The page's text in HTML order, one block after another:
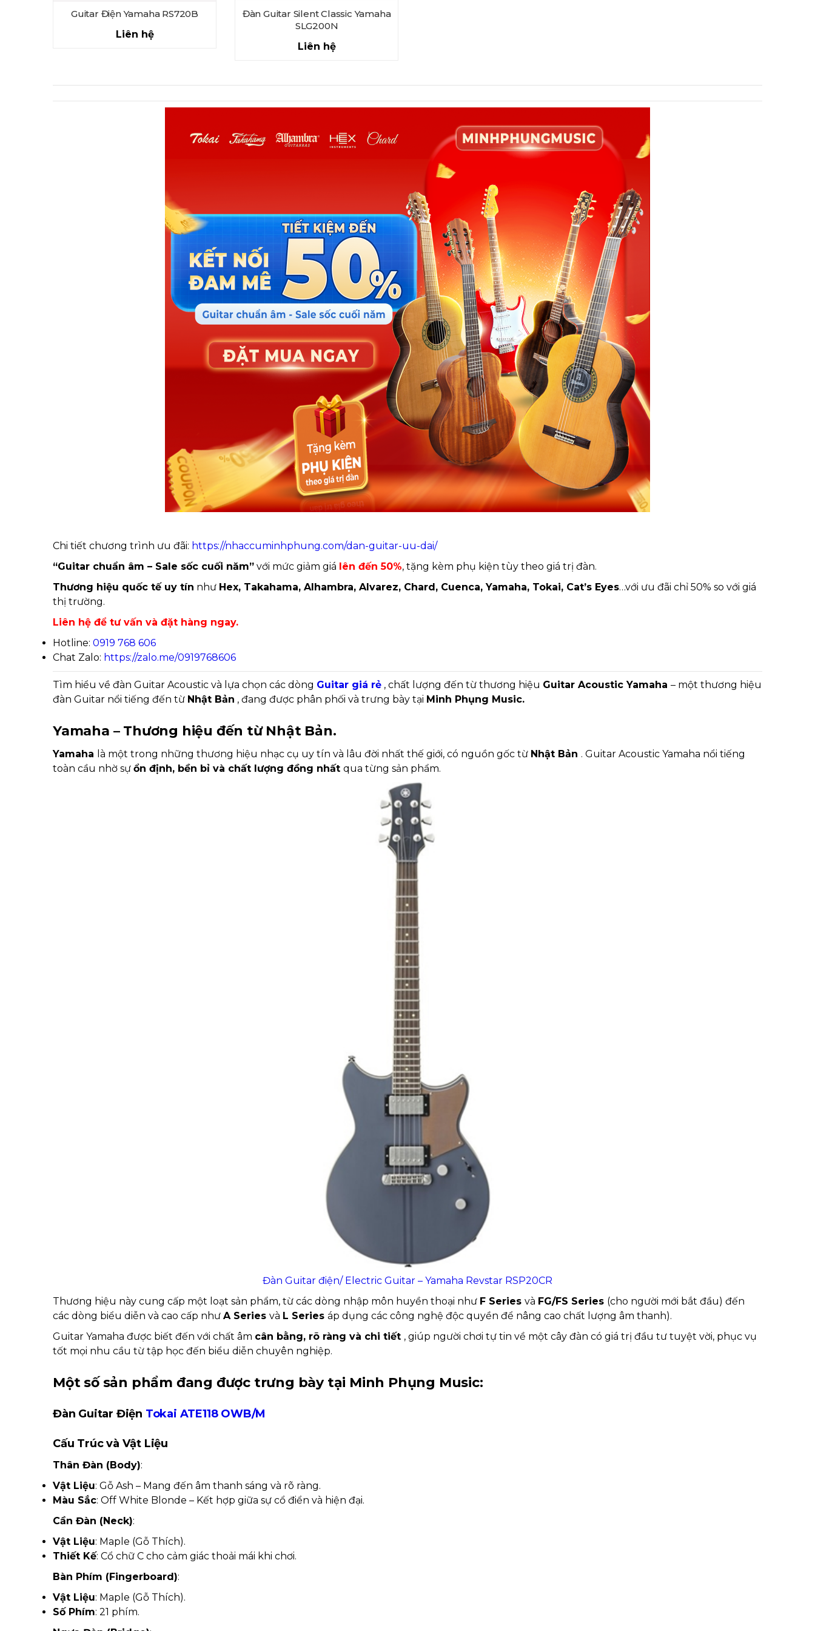
Guitar Điện Yamaha RS720B
Liên hệ
Đàn Guitar Silent Classic Yamaha
SLG200N
Liên hệ
Chi tiết chương trình ưu đãi: https://nhaccuminhphung.com/dan-guitar-uu-dai/
“Guitar chuẩn âm – Sale sốc cuối năm” với mức giảm giá lên đến 50%, tặng kèm phụ kiện tùy theo giá trị đàn.
Thương hiệu quốc tế uy tín như Hex, Takahama, Alhambra, Alvarez, Chard, Cuenca, Yamaha, Tokai, Cat’s Eyes…với ưu đãi chỉ 50% so với giá
thị trường.
Liên hệ để tư vấn và đặt hàng ngay.
Hotline: 0919 768 606
Chat Zalo: https://zalo.me/0919768606
Tìm hiểu về đàn Guitar Acoustic và lựa chọn các dòng Guitar giá rẻ , chất lượng đến từ thương hiệu Guitar Acoustic Yamaha – một thương hiệu
đàn Guitar nổi tiếng đến từ Nhật Bản , đang được phân phối và trưng bày tại Minh Phụng Music.
Yamaha – Thương hiệu đến từ Nhật Bản.
Yamaha là một trong những thương hiệu nhạc cụ uy tín và lâu đời nhất thế giới, có nguồn gốc từ Nhật Bản . Guitar Acoustic Yamaha nổi tiếng
toàn cầu nhờ sự ổn định, bền bỉ và chất lượng đồng nhất qua từng sản phẩm.
Đàn Guitar điện/ Electric Guitar – Yamaha Revstar RSP20CR
Thương hiệu này cung cấp một loạt sản phẩm, từ các dòng nhập môn huyền thoại như F Series và FG/FS Series (cho người mới bắt đầu) đến
các dòng biểu diễn và cao cấp như A Series và L Series áp dụng các công nghệ độc quyền để nâng cao chất lượng âm thanh).
Guitar Yamaha được biết đến với chất âm cân bằng, rõ ràng và chi tiết , giúp người chơi tự tin về một cây đàn có giá trị đầu tư tuyệt vời, phục vụ
tốt mọi nhu cầu từ tập học đến biểu diễn chuyên nghiệp.
Một số sản phẩm đang được trưng bày tại Minh Phụng Music:
Đàn Guitar Điện Tokai ATE118 OWB/M
Cấu Trúc và Vật Liệu
Thân Đàn (Body):
Vật Liệu: Gỗ Ash – Mang đến âm thanh sáng và rõ ràng.
Màu Sắc: Off White Blonde – Kết hợp giữa sự cổ điển và hiện đại.
Cần Đàn (Neck):
Vật Liệu: Maple (Gỗ Thích).
Thiết Kế: Cổ chữ C cho cảm giác thoải mái khi chơi.
Bàn Phím (Fingerboard):
Vật Liệu: Maple (Gỗ Thích).
Số Phím: 21 phím.